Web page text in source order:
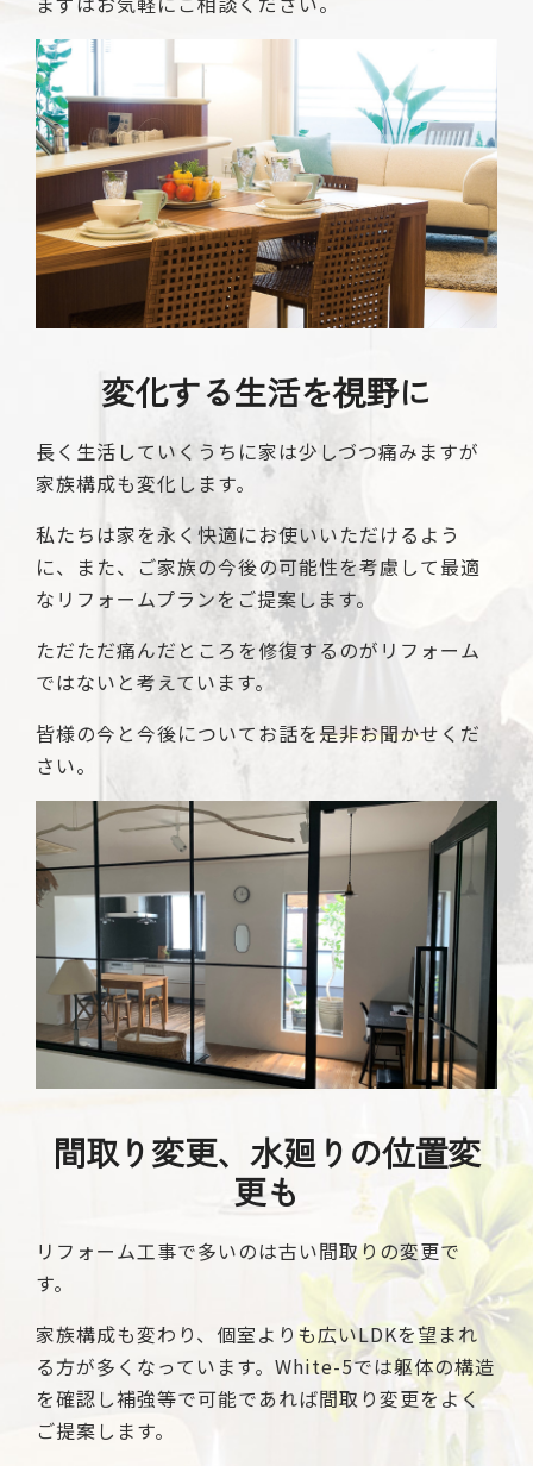
変化する生活を視野に
長く生活していくうちに家は少しづつ痛みますが
家族構成も変化します。
私たちは家を永く快適にお使いいただけるよう
に、また、ご家族の今後の可能性を考慮して最適
なリフォームプランをご提案します。
ただただ痛んだところを修復するのがリフォーム
ではないと考えています。
皆様の今と今後についてお話を是非お聞かせくだ
さい。
間取り変更、水廻りの位置変
更も
リフォーム工事で多いのは古い間取りの変更で
す。
家族構成も変わり、個室よりも広いLDKを望まれ
る方が多くなっています。White-5では躯体の構造
を確認し補強等で可能であれば間取り変更をよく
ご提案します。